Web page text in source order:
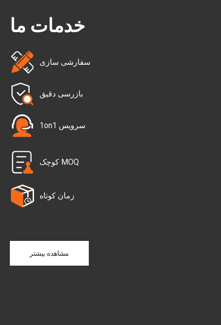
خدمات ما
سفارشی سازی
بازرسی دقیق
سرویس 1on1
MOQ کوچک
زمان کوتاه
مشاهده بیشتر